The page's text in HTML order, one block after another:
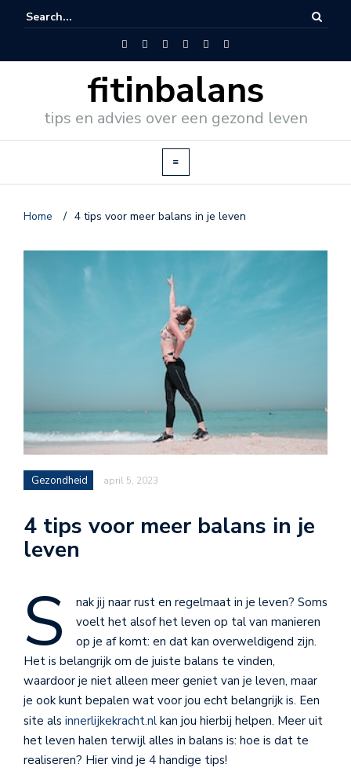
fitinbalans
tips en advies over een gezond leven
Home / 4 tips voor meer balans in je leven
Gezondheid april 5, 2023
4 tips voor meer balans in je
leven
S
nak jij naar rust en regelmaat in je leven? Soms
voelt het alsof het leven op tal van manieren
op je af komt: en dat kan overweldigend zijn.
Het is belangrijk om de juiste balans te vinden,
waardoor je niet alleen meer geniet van je leven, maar
je ook kunt bepalen wat voor jou echt belangrijk is. Een
site als innerlijkekracht.nl kan jou hierbij helpen. Meer uit
het leven halen terwijl alles in balans is: hoe is dat te
realiseren? Hier vind je 4 handige tips!